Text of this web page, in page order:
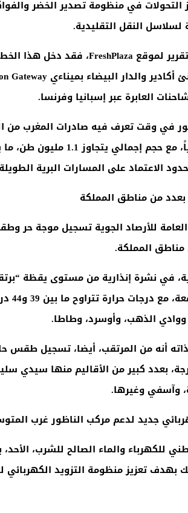
التحولات في منظومة تصدير الخضر
لسلاسل النقل التقليدية.
لموقع
أكادير والدار البيضاء بميناءي
العابرة عبر إسبانيا وفرنسا.
في المائة سنوياً، مع
الاعتماد على المسارات البرية الطويلة
بعدد من مناطق المملكة
للأرصاد الجوية تسجيل موجة حر
المملكة.
في نشرة إنذارية من مستوى يقظة
ووادي الذهب، وأوسرد، وطاطا.
أنه من المرتقب، أيضا، تسجيل طقس حار
بين 37 و42 درجة، بعدد كبير من الأقاليم منها
وآسفي وغيرها.
جديد لدعم مركب الناظور غرب
بهدف تعزيز منظومة التزويد